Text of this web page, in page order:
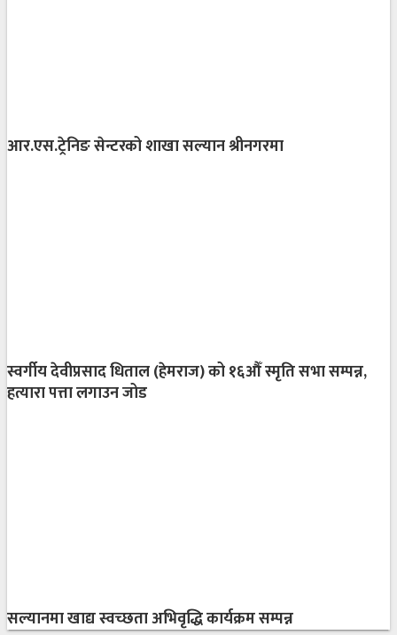
आर.एस.ट्रेनिङ सेन्टरको शाखा सल्यान श्रीनगरमा
स्वर्गीय देवीप्रसाद धिताल (हेमराज) को १६औँ स्मृति सभा सम्पन्न,
हत्यारा पत्ता लगाउन जोड
सल्यानमा खाद्य स्वच्छता अभिवृद्धि कार्यक्रम सम्पन्न